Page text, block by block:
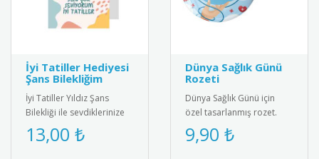
İyi Tatiller Hediyesi
Şans Bilekliğim
İyi Tatiller Yıldız Şans
Bilekliği ile sevdiklerinize
özel bir hediye verin! Tatil
ruhunu yansıtan ş..
13,00 ₺
Dünya Sağlık Günü
Rozeti
Dünya Sağlık Günü için
özel tasarlanmış rozet.
Sağlıklı yaşam bilincini
yaymak için ideal
9,90 ₺